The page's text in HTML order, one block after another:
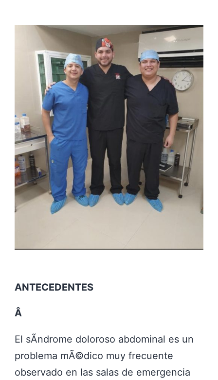
ANTECEDENTES
Â
El sÃ­ndrome doloroso abdominal es un
problema mÃ©dico muy frecuente
observado en las salas de emergencia